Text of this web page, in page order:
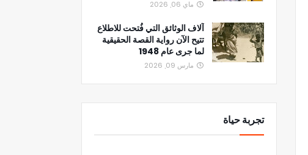
ماي 06, 2026
آلاف الوثائق التي فُتحت للاطلاع
تتيح الآن رواية القصة الحقيقية
لما جرى عام 1948
مارس 09, 2026
تجربة حياة